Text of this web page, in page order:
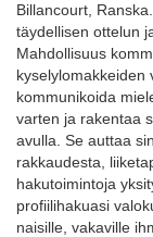
Billancourt,
täydellisen ottelun
Mahdollisuus
kyselylomakkeiden
kommunikoida
varten ja rakentaa
avulla. Se auttaa
rakkaudesta,
hakutoimintoja
profiilihakuasi
naisille, vakaville